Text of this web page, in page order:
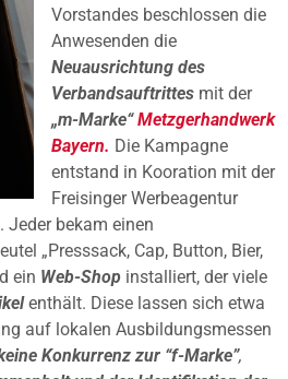
Vorstandes beschlossen die
Anwesenden die
Neuausrichtung des
Verbandsauftrittes mit der
„m-Marke“Metzgerhandwerk
Bayern. Die Kampagne
entstand in Kooration mit der
Freisinger Werbeagentur
Jeder bekam einen
„Presssack, Cap, Button, Bier,
ein Web-Shop installiert, der viele
enthält. Diese lassen sich etwa
auf lokalen Ausbildungsmessen
Konkurrenz zur “f-Marke”,